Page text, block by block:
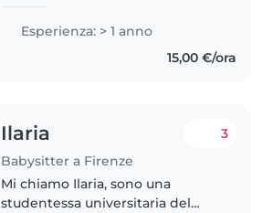
inglese. Mi piace stare a contatto
Esperienza: > 1 anno
15,00 €/ora
Ilaria
Babysitter a Firenze
3
Mi chiamo Ilaria, sono una
studentessa universitaria del